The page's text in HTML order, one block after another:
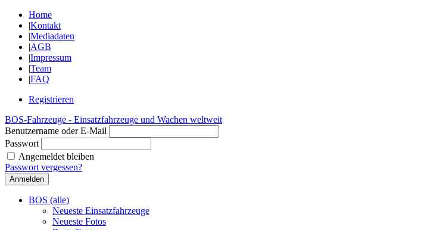
Home
|Kontakt
|Mediadaten
|AGB
|Impressum
|Team
|FAQ
Registrieren
BOS-Fahrzeuge - Einsatzfahrzeuge und Wachen weltweit
Benutzername oder E-Mail
Passwort
Angemeldet bleiben
Passwort vergessen?
BOS (alle)
Neueste Einsatzfahrzeuge
Neueste Fotos